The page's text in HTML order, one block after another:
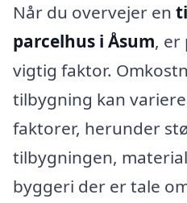
Når du overvejer en
parcelhus i Åsum, er
vigtig faktor.
tilbygning kan
faktorer, herunder
tilbygningen,
byggeri der er tale